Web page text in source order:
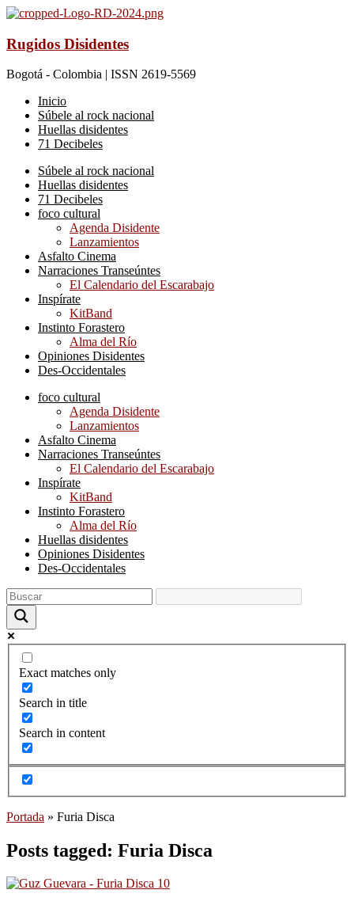
Rugidos Disidentes
Bogotá - Colombia | ISSN 2619-5569
Inicio
Súbele al rock nacional
Huellas disidentes
71 Decibeles
Súbele al rock nacional
Huellas disidentes
71 Decibeles
foco cultural
Agenda Disidente
Lanzamientos
Asfalto Cinema
Narraciones Transeúntes
El Calendario del Escarabajo
Inspírate
KitBand
Instinto Forastero
Alma del Río
Opiniones Disidentes
Des-Occidentales
foco cultural
Agenda Disidente
Lanzamientos
Asfalto Cinema
Narraciones Transeúntes
El Calendario del Escarabajo
Inspírate
KitBand
Instinto Forastero
Alma del Río
Huellas disidentes
Opiniones Disidentes
Des-Occidentales
Exact matches only
Search in title
Search in content
Portada » Furia Disca
Posts tagged: Furia Disca